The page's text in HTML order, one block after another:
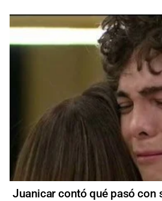
Juanicar contó qué pasó con